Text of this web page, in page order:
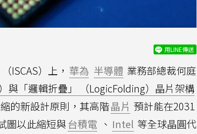
用LINE傳送
ISCAS）上， 華為 半導體 業務部總裁何庭
與「邏輯折疊」 （LogicFolding）晶片架構
的新設計原則，其高階晶片 預計能在2031
圖以此縮短與 台積電 、 Intel 等全球晶圓代